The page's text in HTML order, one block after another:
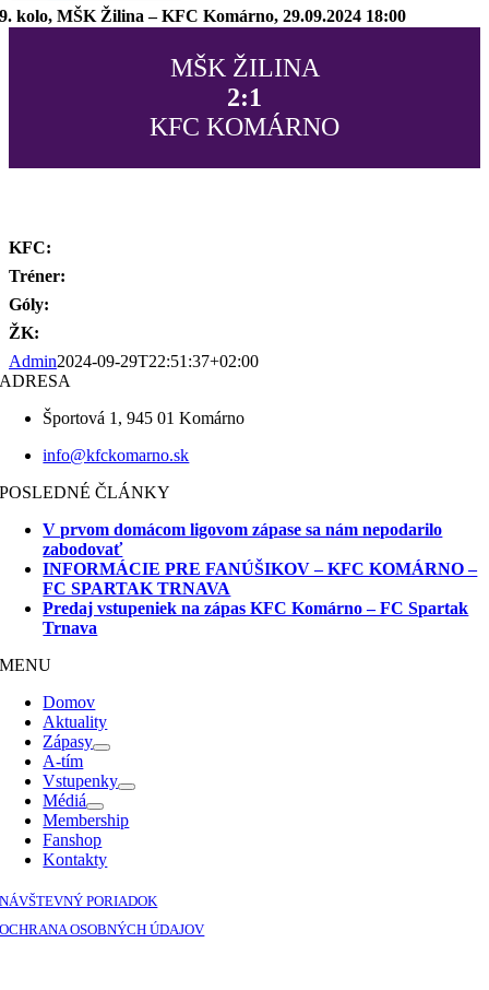
9. kolo, MŠK Žilina – KFC Komárno, 29.09.2024 18:00
MŠK ŽILINA
2:1
KFC KOMÁRNO
KFC:
Tréner:
Góly:
ŽK:
Admin2024-09-29T22:51:37+02:00
ADRESA
Športová 1, 945 01 Komárno
info@kfckomarno.sk
POSLEDNÉ ČLÁNKY
V prvom domácom ligovom zápase sa nám nepodarilo
zabodovať
INFORMÁCIE PRE FANÚŠIKOV – KFC KOMÁRNO –
FC SPARTAK TRNAVA
Predaj vstupeniek na zápas KFC Komárno – FC Spartak
Trnava
MENU
Domov
Aktuality
Zápasy
A-tím
Vstupenky
Médiá
Membership
Fanshop
Kontakty
NÁVŠTEVNÝ PORIADOK
OCHRANA OSOBNÝCH ÚDAJOV